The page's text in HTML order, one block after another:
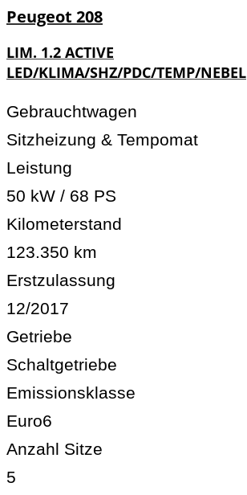
Peugeot 208
LIM. 1.2 ACTIVE
LED/KLIMA/SHZ/PDC/TEMP/NEBEL
Gebrauchtwagen
Sitzheizung & Tempomat
Leistung
50 kW / 68 PS
Kilometerstand
123.350 km
Erstzulassung
12/2017
Getriebe
Schaltgetriebe
Emissionsklasse
Euro6
Anzahl Sitze
5